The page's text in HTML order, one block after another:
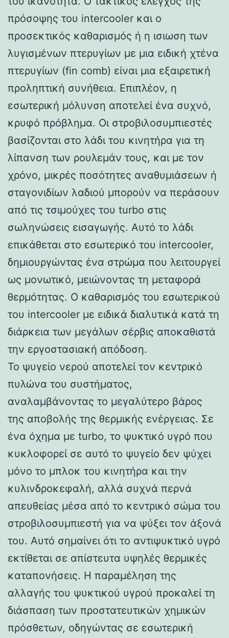
πρόσοψης του intercooler και ο
προσεκτικός καθαρισμός ή η ισιωση των
λυγισμένων πτερυγίων με μια ειδική χτένα
πτερυγίων (fin comb) είναι μια εξαιρετική
προληπτική συνήθεια. Επιπλέον, η
εσωτερική μόλυνση αποτελεί ένα συχνό,
κρυφό πρόβλημα. Οι στροβιλοσυμπιεστές
βασίζονται στο λάδι του κινητήρα για τη
λίπανση των ρουλεμάν τους, και με τον
χρόνο, μικρές ποσότητες αναθυμιάσεων ή
σταγονιδίων λαδιού μπορούν να περάσουν
από τις τσιμούχες του turbo στις
σωληνώσεις εισαγωγής. Αυτό το λάδι
επικάθεται στο εσωτερικό του intercooler,
δημιουργώντας ένα στρώμα που λειτουργεί
ως μονωτικό, μειώνοντας τη μεταφορά
θερμότητας. Ο καθαρισμός του εσωτερικού
του intercooler με ειδικά διαλυτικά κατά τη
διάρκεια των μεγάλων σέρβις αποκαθιστά
την εργοστασιακή απόδοση.
Το ψυγείο νερού αποτελεί τον κεντρικό
πυλώνα του συστήματος,
αναλαμβάνοντας το μεγαλύτερο βάρος
της αποβολής της θερμικής ενέργειας. Σε
ένα όχημα με turbo, το ψυκτικό υγρό που
κυκλοφορεί σε αυτό το ψυγείο δεν ψύχει
μόνο το μπλοκ του κινητήρα και την
κυλινδροκεφαλή, αλλά συχνά περνά
απευθείας μέσα από το κεντρικό σώμα του
στροβιλοσυμπιεστή για να ψύξει τον άξονά
του. Αυτό σημαίνει ότι το αντιψυκτικό υγρό
εκτίθεται σε απίστευτα υψηλές θερμικές
καταπονήσεις. Η παραμέληση της
αλλαγής του ψυκτικού υγρού προκαλεί τη
διάσπαση των προστατευτικών χημικών
πρόσθετων, οδηγώντας σε εσωτερική